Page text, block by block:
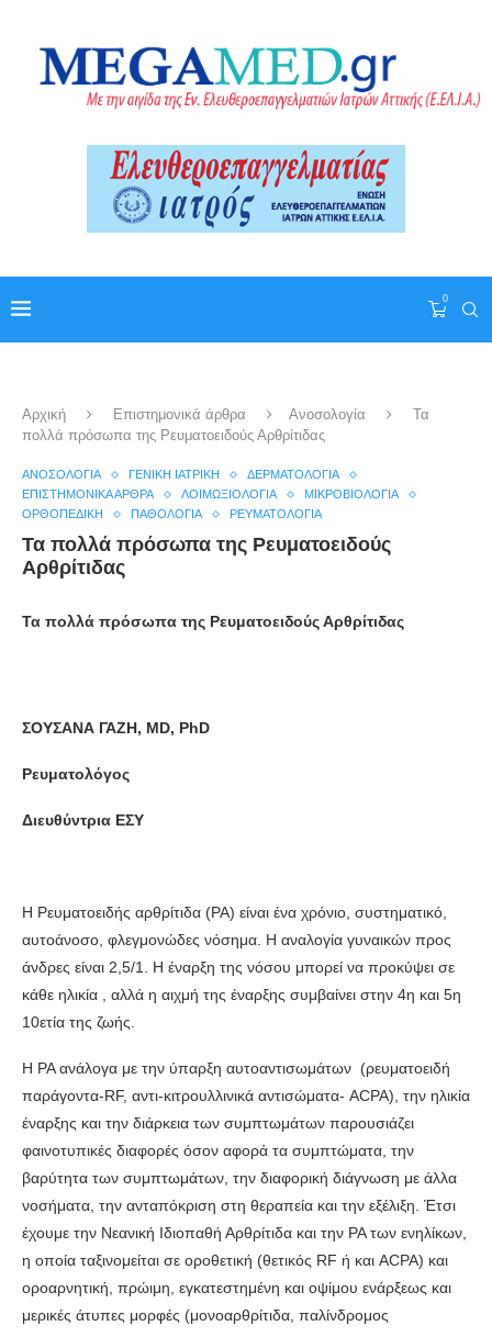
0
Αρχική Επιστημονικά άρθρα Ανοσολογία
Τα
πολλά πρόσωπα της Ρευματοειδούς Αρθρίτιδας
ΑΝΟΣΟΛΟΓΊΑ ΓΕΝΙΚΉ ΙΑΤΡΙΚΉ
ΔΕΡΜΑΤΟΛΟΓΊΑ
ΕΠΙΣΤΗΜΟΝΙΚΆ ΆΡΘΡΑ
ΛΟΙΜΩΞΙΟΛΟΓΊΑ
ΜΙΚΡΟΒΙΟΛΟΓΊΑ
ΟΡΘΟΠΕΔΙΚΉ
ΠΑΘΟΛΟΓΊΑ ΡΕΥΜΑΤΟΛΟΓΊΑ
Τα πολλά πρόσωπα της Ρευματοειδούς
Αρθρίτιδας
Τα πολλά πρόσωπα της Ρευματοειδούς Αρθρίτιδας
ΣΟΥΣΑΝΑ ΓΑΖΗ, MD, PhD
Ρευματολόγος
Διευθύντρια ΕΣΥ
Η Ρευματοειδής αρθρίτιδα (ΡΑ) είναι ένα χρόνιο, συστηματικό,
αυτοάνοσο, φλεγμονώδες νόσημα. Η αναλογία γυναικών προς
άνδρες είναι 2,5/1. Η έναρξη της νόσου μπορεί να προκύψει σε
κάθε ηλικία , αλλά η αιχμή της έναρξης συμβαίνει στην 4η και 5η
10ετία της ζωής.
Η ΡΑ ανάλογα με την ύπαρξη αυτοαντισωμάτων (ρευματοειδή
παράγοντα-RF, αντι-κιτρουλλινικά αντισώματα- ACPA), την ηλικία
έναρξης και την διάρκεια των συμπτωμάτων παρουσιάζει
φαινοτυπικές διαφορές όσον αφορά τα συμπτώματα, την
βαρύτητα των συμπτωμάτων, την διαφορική διάγνωση με άλλα
νοσήματα, την ανταπόκριση στη θεραπεία και την εξέλιξη. Έτσι
έχουμε την Νεανική Ιδιοπαθή Αρθρίτιδα και την ΡΑ των ενηλίκων,
η οποία ταξινομείται σε οροθετική (θετικός RF ή και ACPA) και
οροαρνητική, πρώιμη, εγκατεστημένη και οψίμου ενάρξεως και
μερικές άτυπες μορφές (μονοαρθρίτιδα, παλίνδρομος